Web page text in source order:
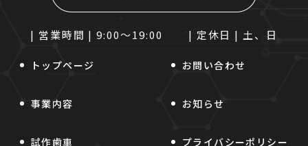
| 営業時間 | 9:00～19:00 | 定休日 | 土、日
トップページ
事業内容
試作歯車
お問い合わせ
お知らせ
プライバシーポリシー